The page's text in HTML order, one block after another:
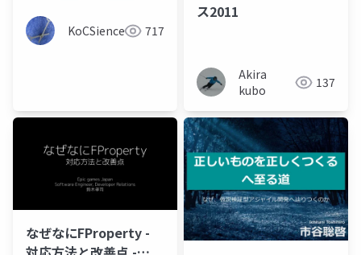
KoCSience 717
ス2011
Akira
kubo
137
なぜなにFProperty -